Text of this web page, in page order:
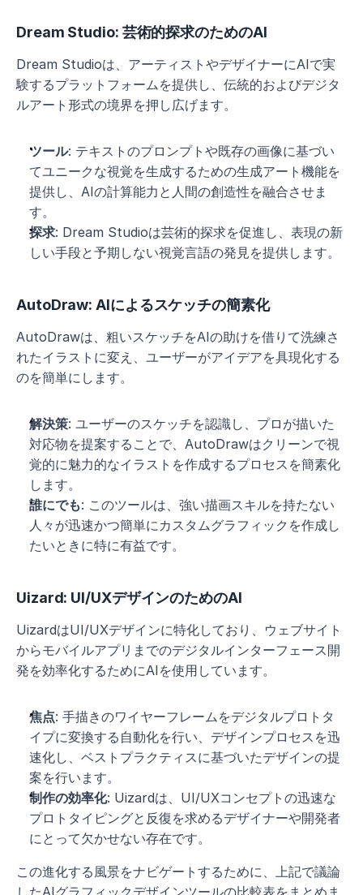
Dream Studio: 芸術的探求のためのAI
Dream Studioは、アーティストやデザイナーにAIで実
験するプラットフォームを提供し、伝統的およびデジタ
ルアート形式の境界を押し広げます。
ツール: テキストのプロンプトや既存の画像に基づい
てユニークな視覚を生成するための生成アート機能を
提供し、AIの計算能力と人間の創造性を融合させま
す。
探求: Dream Studioは芸術的探求を促進し、表現の新
しい手段と予期しない視覚言語の発見を提供します。
AutoDraw: AIによるスケッチの簡素化
AutoDrawは、粗いスケッチをAIの助けを借りて洗練さ
れたイラストに変え、ユーザーがアイデアを具現化する
のを簡単にします。
解決策: ユーザーのスケッチを認識し、プロが描いた
対応物を提案することで、AutoDrawはクリーンで視
覚的に魅力的なイラストを作成するプロセスを簡素化
します。
誰にでも: このツールは、強い描画スキルを持たない
人々が迅速かつ簡単にカスタムグラフィックを作成し
たいときに特に有益です。
Uizard: UI/UXデザインのためのAI
UizardはUI/UXデザインに特化しており、ウェブサイト
からモバイルアプリまでのデジタルインターフェース開
発を効率化するためにAIを使用しています。
焦点: 手描きのワイヤーフレームをデジタルプロトタ
イプに変換する自動化を行い、デザインプロセスを迅
速化し、ベストプラクティスに基づいたデザインの提
案を行います。
制作の効率化: Uizardは、UI/UXコンセプトの迅速な
プロトタイピングと反復を求めるデザイナーや開発者
にとって欠かせない存在です。
この進化する風景をナビゲートするために、上記で議論
したAIグラフィックデザインツールの比較表をまとめま